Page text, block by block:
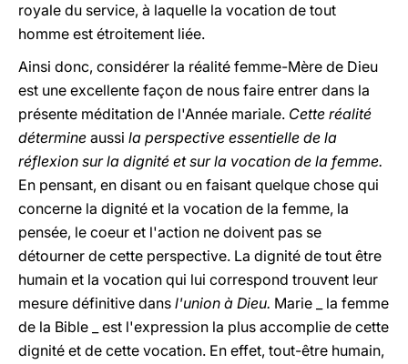
royale du service, à laquelle la vocation de tout
homme est étroitement liée.
Ainsi donc, considérer la réalité femme-Mère de Dieu
est une excellente façon de nous faire entrer dans la
présente méditation de l'Année mariale. Cette réalité
détermine aussi la perspective essentielle de la
réflexion sur la dignité et sur la vocation de la femme.
En pensant, en disant ou en faisant quelque chose qui
concerne la dignité et la vocation de la femme, la
pensée, le coeur et l'action ne doivent pas se
détourner de cette perspective. La dignité de tout être
humain et la vocation qui lui correspond trouvent leur
mesure définitive dans l'union à Dieu. Marie _ la femme
de la Bible _ est l'expression la plus accomplie de cette
dignité et de cette vocation. En effet, tout-être humain,